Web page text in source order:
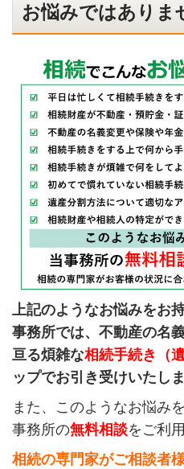
お悩みではありま
上記のようなお悩みをお
事務所では、不動産の名
亘る煩雑な相続手続き（
ップでお引き受けいたしま
また、このようなお悩み
事務所の無料相談をご利
相続の専門家がご相談者